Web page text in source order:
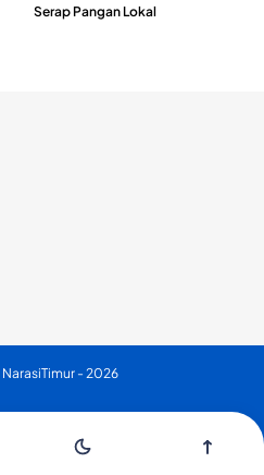
Serap Pangan Lokal
NarasiTimur - 2026